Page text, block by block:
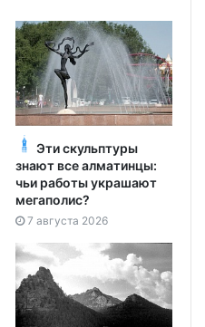
Эти скульптуры
знают все алматинцы:
чьи работы украшают
мегаполис?
7 августа 2026